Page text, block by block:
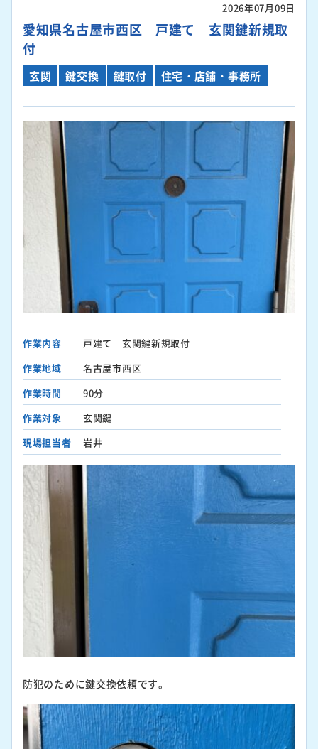
2026年07月09日
愛知県名古屋市西区 戸建て 玄関鍵新規取
付
玄関 鍵交換 鍵取付 住宅・店舗・事務所
作業内容
戸建て 玄関鍵新規取付
作業地域
名古屋市西区
作業時間
90分
作業対象
玄関鍵
現場担当者
岩井
防犯のために鍵交換依頼です。